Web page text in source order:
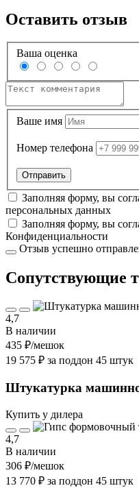
Оставить отзыв
Ваша оценка
Ваше имя
Номер телефона
Заполняя форму, вы
персональных данных
Заполняя форму, вы
Конфиденциальности
Отзыв успешно
Cопутствующие
4,7
В наличии
435 ₽/мешок
19 575 ₽ за поддон 45 штук
Штукатурка
Купить у дилера
4,7
В наличии
306 ₽/мешок
13 770 ₽ за поддон 45 штук